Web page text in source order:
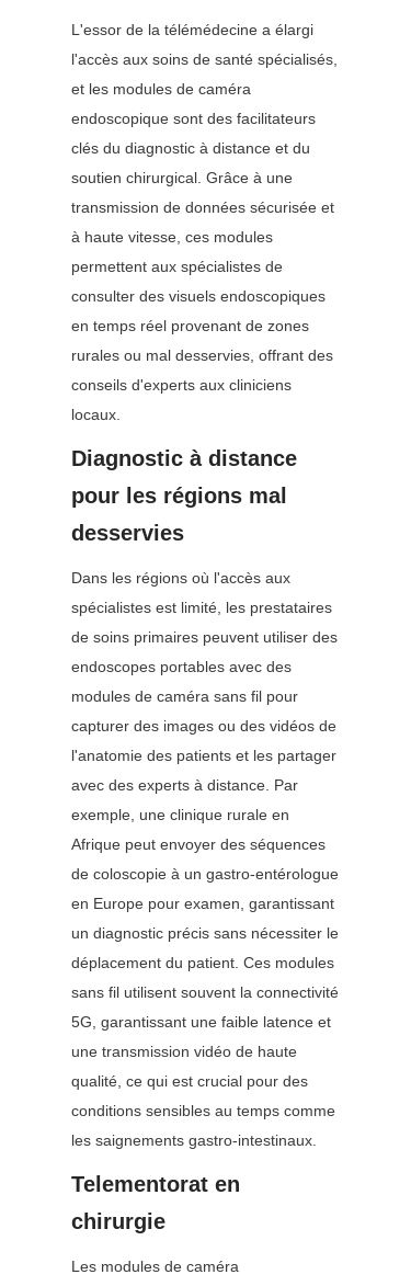
L'essor de la télémédecine a élargi
l'accès aux soins de santé spécialisés,
et les modules de caméra
endoscopique sont des facilitateurs
clés du diagnostic à distance et du
soutien chirurgical. Grâce à une
transmission de données sécurisée et
à haute vitesse, ces modules
permettent aux spécialistes de
consulter des visuels endoscopiques
en temps réel provenant de zones
rurales ou mal desservies, offrant des
conseils d'experts aux cliniciens
locaux.
Diagnostic à distance
pour les régions mal
desservies
Dans les régions où l'accès aux
spécialistes est limité, les prestataires
de soins primaires peuvent utiliser des
endoscopes portables avec des
modules de caméra sans fil pour
capturer des images ou des vidéos de
l'anatomie des patients et les partager
avec des experts à distance. Par
exemple, une clinique rurale en
Afrique peut envoyer des séquences
de coloscopie à un gastro-entérologue
en Europe pour examen, garantissant
un diagnostic précis sans nécessiter le
déplacement du patient. Ces modules
sans fil utilisent souvent la connectivité
5G, garantissant une faible latence et
une transmission vidéo de haute
qualité, ce qui est crucial pour des
conditions sensibles au temps comme
les saignements gastro-intestinaux.
Telementorat en
chirurgie
Les modules de caméra